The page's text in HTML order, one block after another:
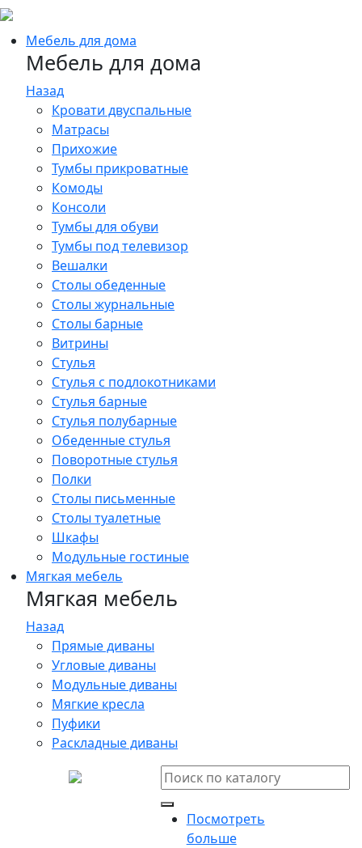
Мебель для дома
Мебель для дома
Назад
Кровати двуспальные
Матрасы
Прихожие
Тумбы прикроватные
Комоды
Консоли
Тумбы для обуви
Тумбы под телевизор
Вешалки
Столы обеденные
Столы журнальные
Столы барные
Витрины
Стулья
Стулья с подлокотниками
Стулья барные
Стулья полубарные
Обеденные стулья
Поворотные стулья
Полки
Столы письменные
Столы туалетные
Шкафы
Модульные гостиные
Мягкая мебель
Мягкая мебель
Назад
Прямые диваны
Угловые диваны
Модульные диваны
Мягкие кресла
Пуфики
Раскладные диваны
Посмотреть
больше